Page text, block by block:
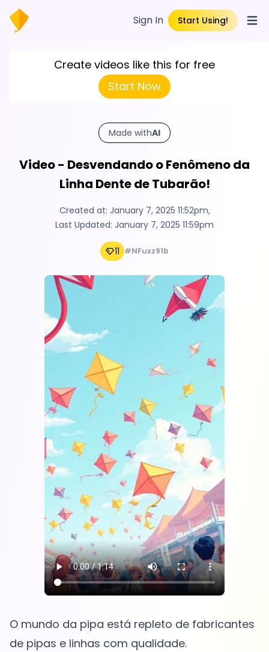
Sign In Start Using!
Create videos like this for free
Start Now
Made withAI
Video - Desvendando o Fenômeno da
Linha Dente de Tubarão!
Created at: January 7, 2025 11:52pm,
Last Updated: January 7, 2025 11:59pm
11 #NFuxz91b
O mundo da pipa está repleto de fabricantes
de pipas e linhas com qualidade.